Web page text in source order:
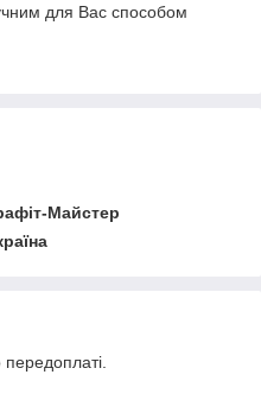
для Вас способом
Майстер
передоплаті.